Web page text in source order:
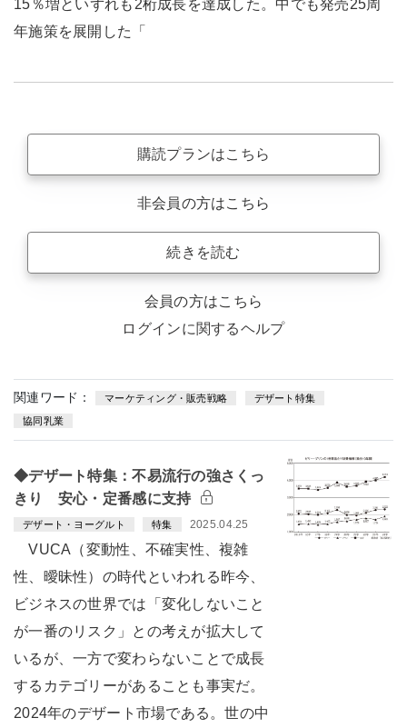
15％増といずれも2桁成長を達成した。中でも発売25周
年施策を展開した「
購読プランはこちら
非会員の方はこちら
続きを読む
会員の方はこちら
ログインに関するヘルプ
関連ワード： マーケティング・販売戦略 デザート特集
協同乳業
◆デザート特集：不易流行の強さくっ
きり 安心・定番感に支持
デザート・ヨーグルト 特集 2025.04.25
VUCA（変動性、不確実性、複雑
性、曖昧性）の時代といわれる昨今、
ビジネスの世界では「変化しないこと
が一番のリスク」との考えが拡大して
いるが、一方で変わらないことで成長
するカテゴリーがあることも事実だ。
2024年のデザート市場である。世の中